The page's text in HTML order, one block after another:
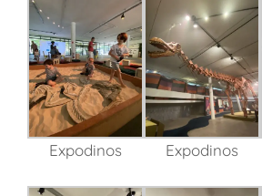
Expodinos Expodinos